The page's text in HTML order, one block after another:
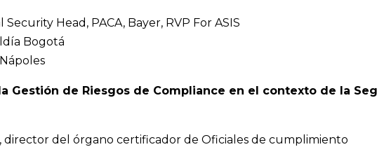
Security Head, PACA, Bayer, RVP For ASIS
Bogotá
la Gestión de Riesgos de Compliance en el contexto de la
director del órgano certificador de Oficiales de cumplimiento